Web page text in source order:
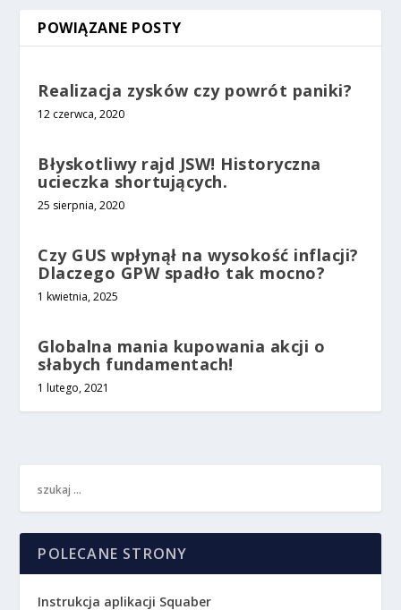
POWIĄZANE POSTY
Realizacja zysków czy powrót paniki?
12 czerwca, 2020
Błyskotliwy rajd JSW! Historyczna
ucieczka shortujących.
25 sierpnia, 2020
Czy GUS wpłynął na wysokość inflacji?
Dlaczego GPW spadło tak mocno?
1 kwietnia, 2025
Globalna mania kupowania akcji o
słabych fundamentach!
1 lutego, 2021
POLECANE STRONY
Instrukcja aplikacji Squaber